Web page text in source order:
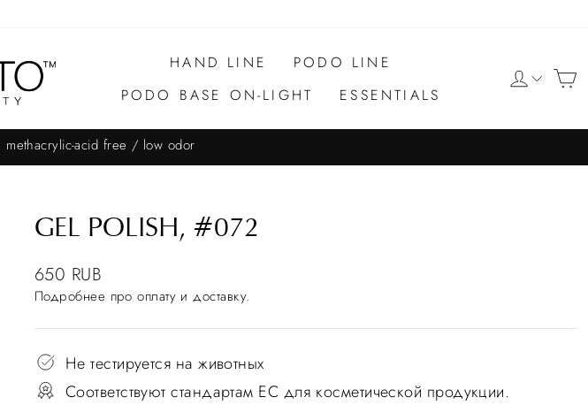
HAND LINE
PODO LINE
PODO BASE ON-LIGHT
ESSENTIALS
methacrylic-acid free / low odor
GEL POLISH, #072
650 RUB
Подробнее про оплату и доставку.
Не тестируется на животных
Соответствуют стандартам ЕС для косметической продукции.